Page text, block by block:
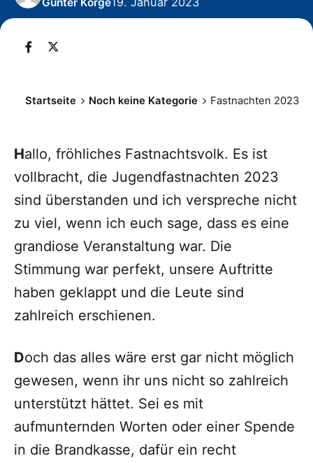
Startseite Noch keine Kategorie Fastnachten 2023
Hallo, fröhliches Fastnachtsvolk. Es ist
vollbracht, die Jugendfastnachten 2023
sind überstanden und ich verspreche nicht
zu viel, wenn ich euch sage, dass es eine
grandiose Veranstaltung war. Die
Stimmung war perfekt, unsere Auftritte
haben geklappt und die Leute sind
zahlreich erschienen.
Doch das alles wäre erst gar nicht möglich
gewesen, wenn ihr uns nicht so zahlreich
unterstützt hättet. Sei es mit
aufmunternden Worten oder einer Spende
in die Brandkasse, dafür ein recht